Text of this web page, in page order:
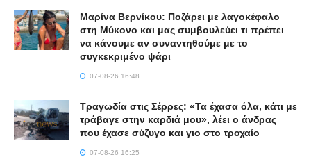
Μαρίνα Βερνίκου: Ποζάρει με λαγοκέφαλο
στη Μύκονο και μας συμβουλεύει τι πρέπει
να κάνουμε αν συναντηθούμε με το
συγκεκριμένο ψάρι
07-08-26 16:48
Τραγωδία στις Σέρρες: «Τα έχασα όλα, κάτι με
τράβαγε στην καρδιά μου», λέει ο άνδρας
που έχασε σύζυγο και γιο στο τροχαίο
07-08-26 16:25